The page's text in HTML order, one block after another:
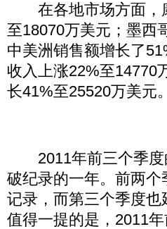
在各地市场方面，
至18070万美元；墨西
中美洲销售额增长了
收入上涨22%至14770
长41%至25520万美元
2011年前三个季度
破纪录的一年。前两
记录，而第三个季度
值得一提的是，2011